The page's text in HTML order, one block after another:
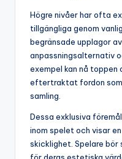
Högre nivåer har ofta
tillgängliga genom
begränsade upplagor
anpassningsalternativ
exempel kan nå toppen
eftertraktat fordon
samling.
Dessa exklusiva
inom spelet och visar
skicklighet. Spelare
för deras estetiska